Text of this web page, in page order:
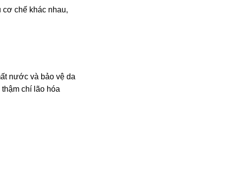
cơ chế khác nhau,
nước và bảo vệ da
chí lão hóa